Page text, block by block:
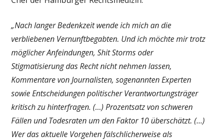
„Nach langer Bedenkzeit wende ich mich an die
verbliebenen Vernunftbegabten. Und ich möchte mir trotz
möglicher Anfeindungen, Shit Storms oder
Stigmatisierung das Recht nicht nehmen lassen,
Kommentare von Journalisten, sogenannten Experten
sowie Entscheidungen politischer Verantwortungsträger
kritisch zu hinterfragen. (…) Prozentsatz von schweren
Fällen und Todesraten um den Faktor 10 überschätzt. (…)
Wer das aktuelle Vorgehen fälschlicherweise als